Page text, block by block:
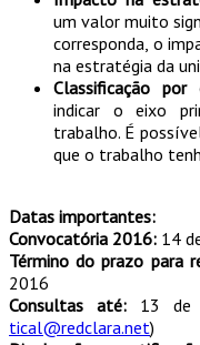
um valor muito
corresponda, o
na estratégia da
Classificação
indicar o eixo
trabalho. É
que o trabalho
Datas importantes:
Convocatória 2016: 14
Término do prazo para
2016
Consultas até: 13 de
tical@redclara.net)